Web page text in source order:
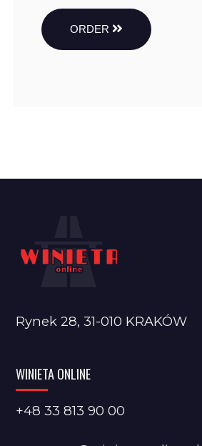
ORDER
Rynek 28, 31-010 KRAKÓW
WINIETA ONLINE
+48 33 813 90 00